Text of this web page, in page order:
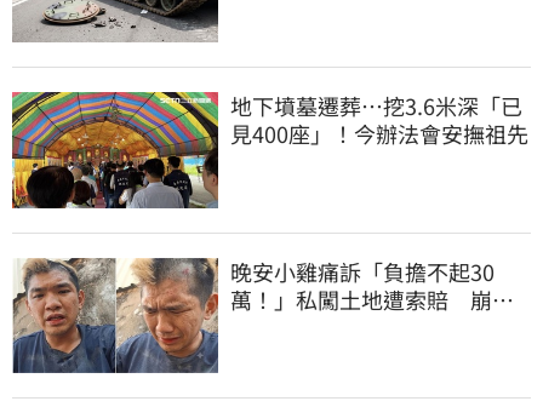
地下墳墓遷葬…挖3.6米深「已
見400座」！今辦法會安撫祖先
晚安小雞痛訴「負擔不起30
萬！」私闖土地遭索賠 崩